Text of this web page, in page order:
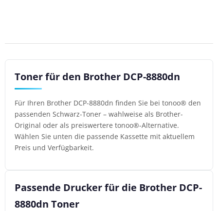
Toner für den Brother DCP-8880dn
Für Ihren Brother DCP-8880dn finden Sie bei tonoo® den
passenden Schwarz-Toner – wahlweise als Brother-
Original oder als preiswertere tonoo®-Alternative.
Wählen Sie unten die passende Kassette mit aktuellem
Preis und Verfügbarkeit.
Passende Drucker für die Brother DCP-
8880dn Toner